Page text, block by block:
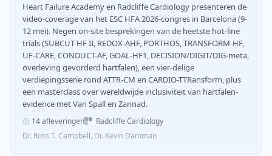
Heart Failure Academy en Radcliffe Cardiology presenteren de
video-coverage van het ESC HFA 2026-congres in Barcelona (9-
12 mei). Negen on-site besprekingen van de heetste hot-line
trials (SUBCUT HF II, REDOX-AHF, PORTHOS, TRANSFORM-HF,
UF-CARE, CONDUCT-AF, GOAL-HF1, DECISION/DIGIT/DIG-meta,
overleving gevorderd hartfalen), een vier-delige
verdiepingsserie rond ATTR-CM en CARDIO-TTRansform, plus
een masterclass over wereldwijde inclusiviteit van hartfalen-
evidence met Van Spall en Zannad.
14 afleveringen
Radcliffe Cardiology
Dr. Ross T. Campbell, Dr. Kevin Damman